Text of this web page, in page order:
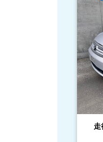
走